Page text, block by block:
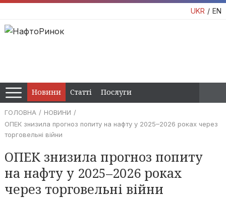
UKR EN
Новини Статті Послуги
ГОЛОВНА
НОВИНИ
ОПЕК знизила прогноз попиту на нафту у 2025–2026 роках через
торговельні війни
ОПЕК знизила прогноз попиту
на нафту у 2025–2026 роках
через торговельні війни